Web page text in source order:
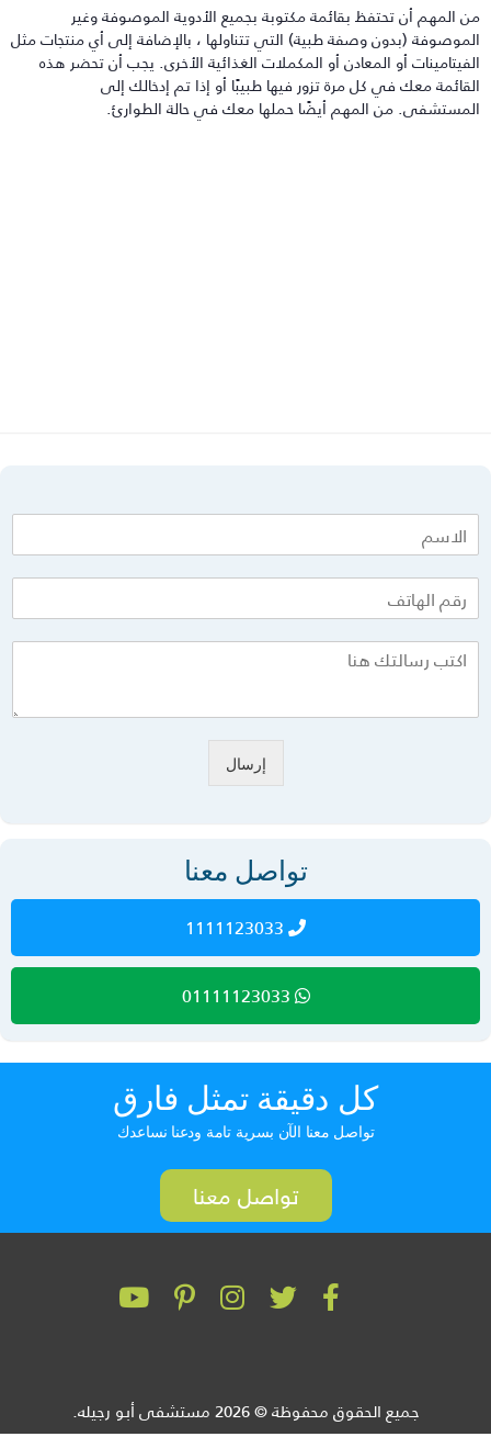
المهم أن تحتفظ بقائمة مكتوبة بجميع الأدوية الموصوفة وغير
(بدون وصفة طبية) التي تتناولها ، بالإضافة إلى أي منتجات مثل
أو المعادن أو المكملات الغذائية الأخرى. يجب أن تحضر هذه
معك في كل مرة تزور فيها طبيبًا أو إذا تم إدخالك إلى
من المهم أيضًا حملها معك في حالة الطوارئ.
إرسال
تواصل معنا
1111123033
01111123033
كل دقيقة تمثل فارق
تواصل معنا الآن بسرية تامة ودعنا نساعدك
تواصل معنا
جميع الحقوق محفوظة © 2026 مستشفى أبو رجيله.